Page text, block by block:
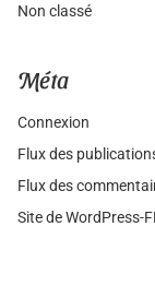
Non classé
Méta
Connexion
Flux des
Flux des
Site de WordPress-